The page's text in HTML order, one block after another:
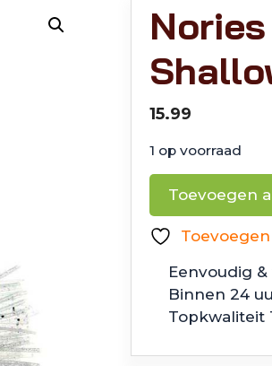
15.99
1 op voorraad
Nories
Spinnerbait
Shallow
Roll
Ayu
aantal
Toevoegen
Eenvoudig
Binnen 24
Topkwaliteit